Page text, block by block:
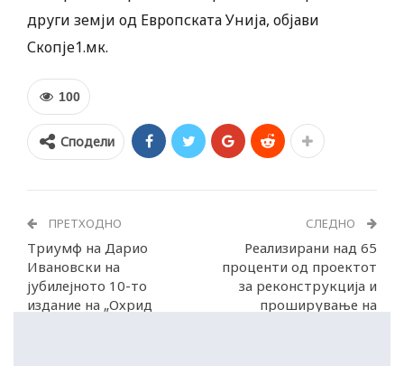
други земји од Европската Унија, објави
Скопје1.мк.
100
Сподели
ПРЕТХОДНО
Триумф на Дарио
Ивановски на
јубилејното 10-то
издание на „Охрид
СЛЕДНО
Реализирани над 65
проценти од проектот
за реконструкција и
проширување на